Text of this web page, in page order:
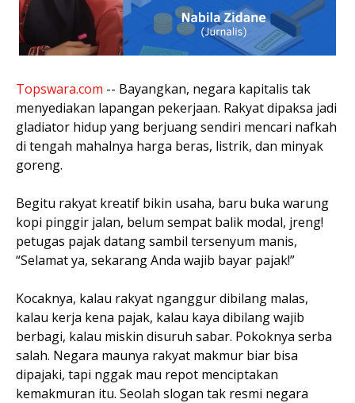
Topswara.com -- Bayangkan, negara kapitalis tak
menyediakan lapangan pekerjaan. Rakyat dipaksa jadi
gladiator hidup yang berjuang sendiri mencari nafkah
di tengah mahalnya harga beras, listrik, dan minyak
goreng.
Begitu rakyat kreatif bikin usaha, baru buka warung
kopi pinggir jalan, belum sempat balik modal, jreng!
petugas pajak datang sambil tersenyum manis,
“Selamat ya, sekarang Anda wajib bayar pajak!”
Kocaknya, kalau rakyat nganggur dibilang malas,
kalau kerja kena pajak, kalau kaya dibilang wajib
berbagi, kalau miskin disuruh sabar. Pokoknya serba
salah. Negara maunya rakyat makmur biar bisa
dipajaki, tapi nggak mau repot menciptakan
kemakmuran itu. Seolah slogan tak resmi negara